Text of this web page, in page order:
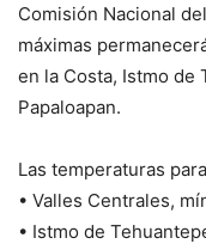
Comisión Nacional
máximas
en la Costa, Istmo de
Papaloapan.
Las temperaturas
• Valles Centrales,
• Istmo de